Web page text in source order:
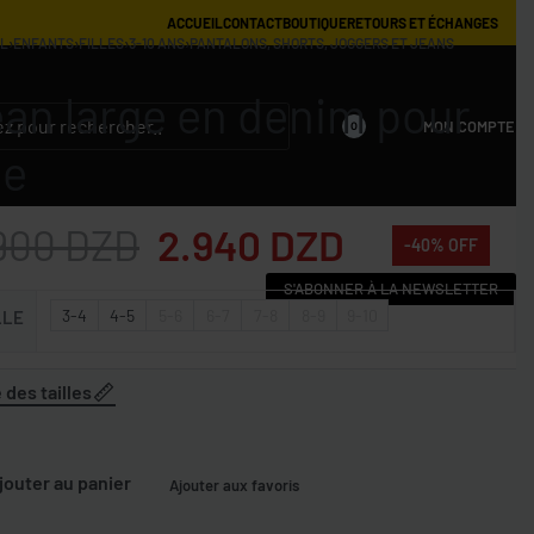
ACCUEILCONTACTBOUTIQUERETOURS ET ÉCHANGES
0 MON COMPTE
S'ABONNER À LA NEWSLETTER
›ENFANTS›FILLES›3-10 ANS›PANTALONS, SHORTS, JOGGERS ET JEANS
large en denim pour
2.940 DZD -40% OFF
3-4 4-5
des tailles
au panier Ajouter aux favoris